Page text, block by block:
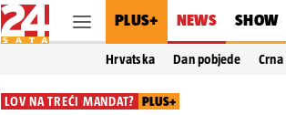
PLUS+ NEWS SHOW
Hrvatska Dan pobjede
LOV NA TREĆI MANDAT? PLUS+